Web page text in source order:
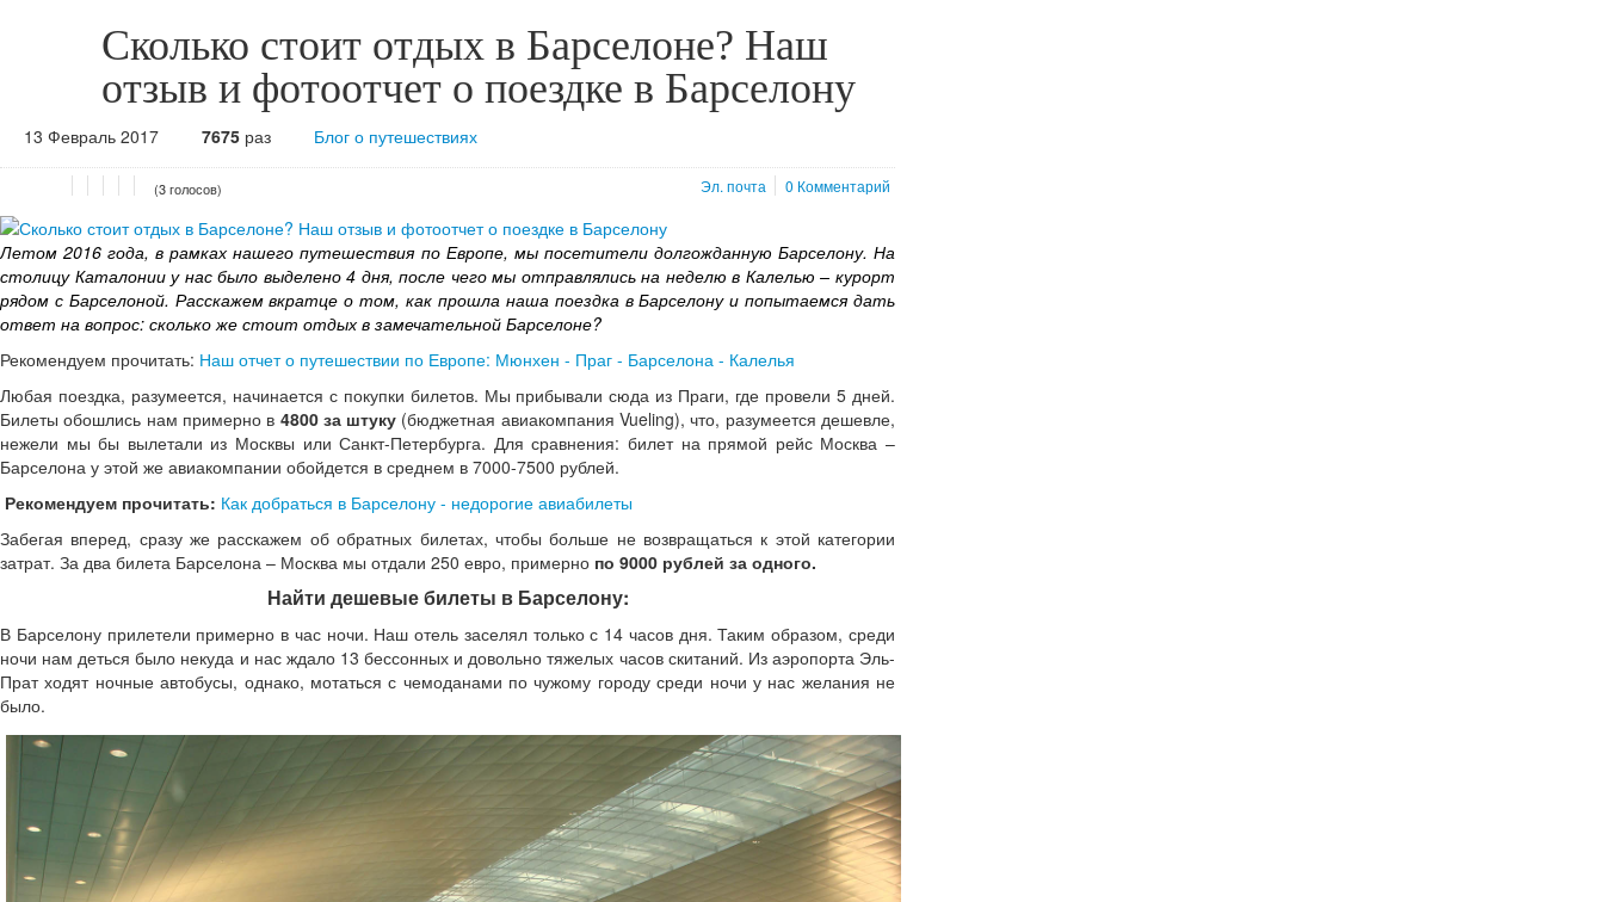
Сколько стоит отдых в Барселоне? Наш
отзыв и фотоотчет о поездке в Барселону
Блог о путешествиях
13 Февраль 2017 7675 раз
(3 голосов) Эл. почта 0 Комментарий
Летом 2016 года, в рамках нашего путешествия по Европе, мы посетители долгожданную Барселону. На
столицу Каталонии у нас было выделено 4 дня, после чего мы отправлялись на неделю в Калелью – курорт
рядом с Барселоной. Расскажем вкратце о том, как прошла наша поездка в Барселону и попытаемся дать
ответ на вопрос: сколько же стоит отдых в замечательной Барселоне?
Рекомендуем прочитать: Наш отчет о путешествии по Европе: Мюнхен - Праг - Барселона - Калелья
Любая поездка, разумеется, начинается с покупки билетов. Мы прибывали сюда из Праги, где провели 5 дней.
Билеты обошлись нам примерно в 4800 за штуку (бюджетная авиакомпания Vueling), что, разумеется дешевле,
нежели мы бы вылетали из Москвы или Санкт-Петербурга. Для сравнения: билет на прямой рейс Москва –
Барселона у этой же авиакомпании обойдется в среднем в 7000-7500 рублей.
Рекомендуем прочитать: Как добраться в Барселону - недорогие авиабилеты
Забегая вперед, сразу же расскажем об обратных билетах, чтобы больше не возвращаться к этой категории
затрат. За два билета Барселона – Москва мы отдали 250 евро, примерно по 9000 рублей за одного.
Найти дешевые билеты в Барселону:
В Барселону прилетели примерно в час ночи. Наш отель заселял только с 14 часов дня. Таким образом, среди
ночи нам деться было некуда и нас ждало 13 бессонных и довольно тяжелых часов скитаний. Из аэропорта Эль-
Прат ходят ночные автобусы, однако, мотаться с чемоданами по чужому городу среди ночи у нас желания не
было.